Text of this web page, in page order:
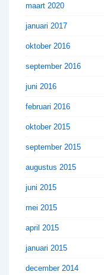
maart 2020
januari 2017
oktober 2016
september 2016
juni 2016
februari 2016
oktober 2015
september 2015
augustus 2015
juni 2015
mei 2015
april 2015
januari 2015
december 2014